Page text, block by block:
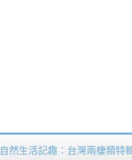
自然生活記趣：台灣兩棲類特